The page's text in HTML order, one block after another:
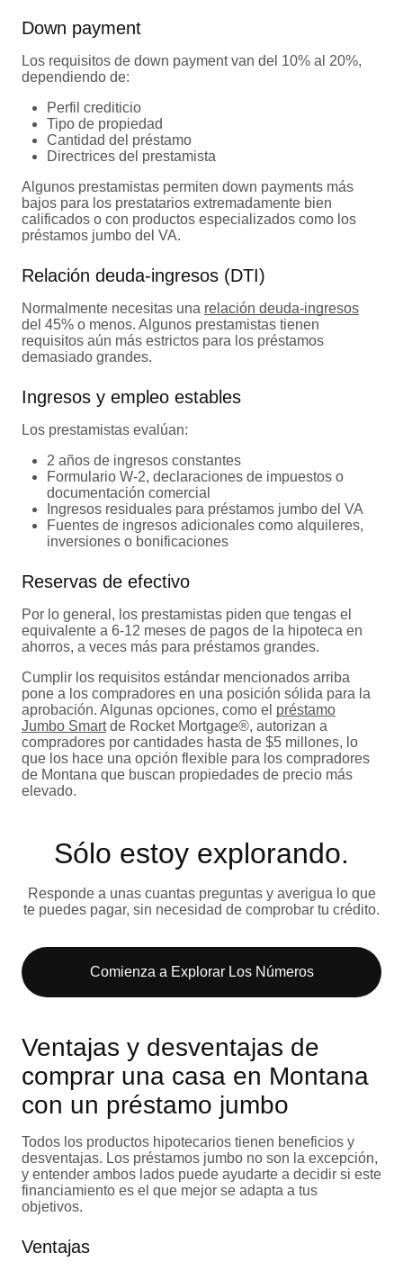
Down payment
Los requisitos de down payment van del 10% al 20%,
dependiendo de:
Perfil crediticio
Tipo de propiedad
Cantidad del préstamo
Directrices del prestamista
Algunos prestamistas permiten down payments más
bajos para los prestatarios extremadamente bien
calificados o con productos especializados como los
préstamos jumbo del VA.
Relación deuda-ingresos (DTI)
Normalmente necesitas una relación deuda-ingresos
del 45% o menos. Algunos prestamistas tienen
requisitos aún más estrictos para los préstamos
demasiado grandes.
Ingresos y empleo estables
Los prestamistas evalúan:
2 años de ingresos constantes
Formulario W-2, declaraciones de impuestos o
documentación comercial
Ingresos residuales para préstamos jumbo del VA
Fuentes de ingresos adicionales como alquileres,
inversiones o bonificaciones
Reservas de efectivo
Por lo general, los prestamistas piden que tengas el
equivalente a 6-12 meses de pagos de la hipoteca en
ahorros, a veces más para préstamos grandes.
Cumplir los requisitos estándar mencionados arriba
pone a los compradores en una posición sólida para la
aprobación. Algunas opciones, como el préstamo
Jumbo Smartde Rocket Mortgage®, autorizan a
compradores por cantidades hasta de $5 millones, lo
que los hace una opción flexible para los compradores
de Montana que buscan propiedades de precio más
elevado.
Sólo estoy explorando​.
Responde a unas cuantas preguntas y averigua lo que
te puedes pagar, sin necesidad de comprobar tu crédito.
Comienza a Explorar Los Números​
Ventajas y desventajas de
comprar una casa en Montana
con un préstamo jumbo
Todos los productos hipotecarios tienen beneficios y
desventajas. Los préstamos jumbo no son la excepción,
y entender ambos lados puede ayudarte a decidir si este
financiamiento es el que mejor se adapta a tus
objetivos.
Ventajas